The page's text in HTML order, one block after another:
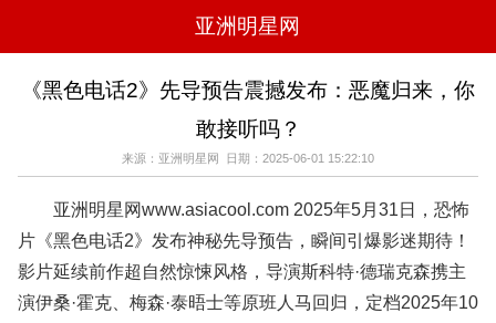
亚洲明星网
电影 电视 综艺
音乐
时尚
八卦 华人男明星
华人女明星
韩国男明星 日本男明星
欧美男明星 泰国女明星
《黑色电话2》先导预告震撼发布：恶魔归来，你
敢接听吗？
来源：亚洲明星网 日期：2025-06-01 15:22:10
亚洲明星网www.asiacool.com 2025年5月31日，恐怖
片《黑色电话2》发布神秘先导预告，瞬间引爆影迷期待！
影片延续前作超自然惊悚风格，导演斯科特·德瑞克森携主
演伊桑·霍克、梅森·泰晤士等原班人马回归，定档2025年10